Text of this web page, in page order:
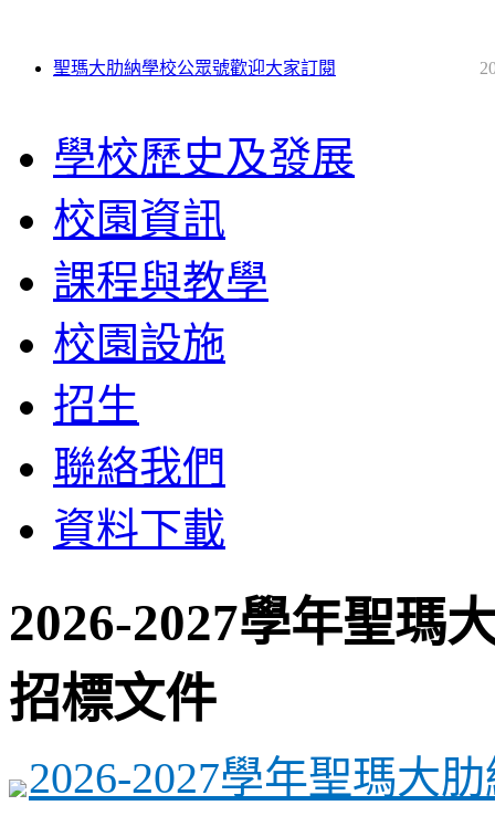
聖瑪大肋納學校公眾號歡迎大家訂閱
學校歷史及發展
校園資訊
課程與教學
校園設施
招生
聯絡我們
資料下載
2026-2027學年聖瑪
招標文件
2026-2027學年聖瑪大